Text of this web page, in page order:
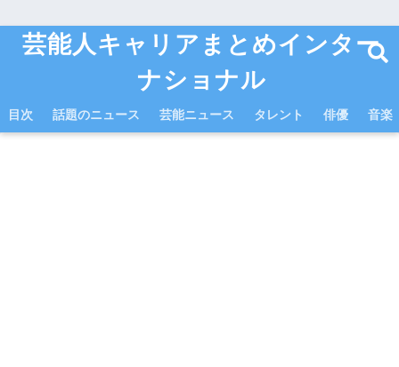
芸能人キャリアまとめインター
ナショナル
目次 話題のニュース 芸能ニュース タレント 俳優 音楽